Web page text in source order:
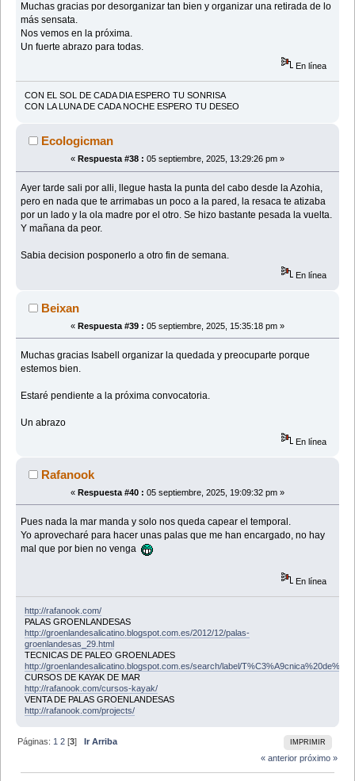
Muchas gracias por desorganizar tan bien y organizar una retirada de lo
más sensata.
Nos vemos en la próxima.
Un fuerte abrazo para todas.
En línea
CON EL SOL DE CADA DIA ESPERO TU SONRISA
CON LA LUNA DE CADA NOCHE ESPERO TU DESEO
Ecologicman
« Respuesta #38 : 05 septiembre, 2025, 13:29:26 pm »
Ayer tarde sali por alli, llegue hasta la punta del cabo desde la Azohia,
pero en nada que te arrimabas un poco a la pared, la resaca te atizaba
por un lado y la ola madre por el otro. Se hizo bastante pesada la vuelta.
Y mañana da peor.
Sabia decision posponerlo a otro fin de semana.
En línea
Beixan
« Respuesta #39 : 05 septiembre, 2025, 15:35:18 pm »
Muchas gracias Isabell organizar la quedada y preocuparte porque
estemos bien.
Estaré pendiente a la próxima convocatoria.
Un abrazo
En línea
Rafanook
« Respuesta #40 : 05 septiembre, 2025, 19:09:32 pm »
Pues nada la mar manda y solo nos queda capear el temporal.
Yo aprovecharé para hacer unas palas que me han encargado, no hay
mal que por bien no venga
En línea
http://rafanook.com/
PALAS GROENLANDESAS
http://groenlandesalicatino.blogspot.com.es/2012/12/palas-
groenlandesas_29.html
TECNICAS DE PALEO GROENLADES
http://groenlandesalicatino.blogspot.com.es/search/label/
CURSOS DE KAYAK DE MAR
http://rafanook.com/cursos-kayak/
VENTA DE PALAS GROENLANDESAS
http://rafanook.com/projects/
IMPRIMIR
Páginas: 1 2 [3]Ir Arriba
« anterior próximo »